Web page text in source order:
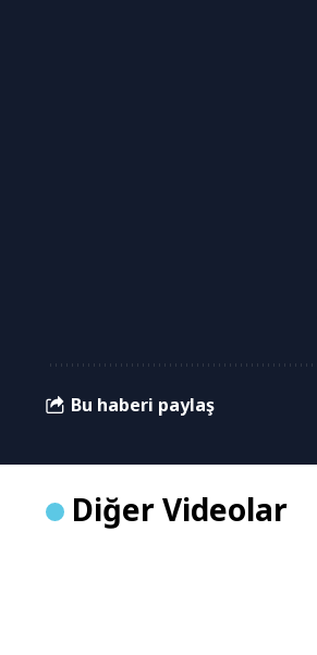
Bu haberi paylaş
Diğer Videolar